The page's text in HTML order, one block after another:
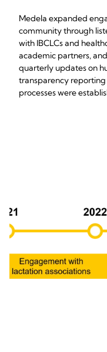
Medela expanded
community through
with IBCLCs and
academic partners,
quarterly updates on
transparency
processes were